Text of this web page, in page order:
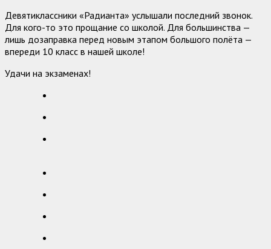
Девятиклассники «Радианта» услышали последний звонок.
Для кого-то это прощание со школой. Для большинства —
лишь дозаправка перед новым этапом большого полёта —
впереди 10 класс в нашей школе!
Удачи на экзаменах!